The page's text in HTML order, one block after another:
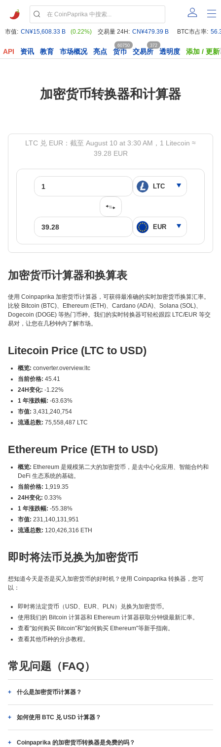
市值: CN¥15,608.33 B (0.22%) 交易量 24H: CN¥479.39 B BTC市占率:
API 资讯 教育 市场概况 亮点 货币
60750
交易所
372
透明度 添加 / 更新
加密货币转换器和计算器
LTC 兑 EUR：截至 August 10 at 3:30 AM，1 Litecoin ≈
39.28 EUR
加密货币计算器和换算表
使用 Coinpaprika 加密货币计算器，可获得最准确的实时加密货币换算汇率。
比较 Bitcoin (BTC)、Ethereum (ETH)、Cardano (ADA)、Solana (SOL)、
Dogecoin (DOGE) 等热门币种。我们的实时转换器可轻松跟踪 LTC/EUR 等交
易对，让您在几秒钟内了解市场。
Litecoin Price (LTC to USD)
概览: converter.overview.ltc
当前价格: 45.41
24H变化: -1.22%
1 年涨跌幅: -63.63%
市值: 3,431,240,754
流通总数: 75,558,487 LTC
Ethereum Price (ETH to USD)
概览: Ethereum 是规模第二大的加密货币，是去中心化应用、智能合约和
DeFi 生态系统的基础。
当前价格: 1,919.35
24H变化: 0.33%
1 年涨跌幅: -55.38%
市值: 231,140,131,951
流通总数: 120,426,316 ETH
即时将法币兑换为加密货币
想知道今天是否是买入加密货币的好时机？使用 Coinpaprika 转换器，您可
以：
即时将法定货币（USD、EUR、PLN）兑换为加密货币。
使用我们的 Bitcoin 计算器和 Ethereum 计算器获取分钟级最新汇率。
查看"如何购买 Bitcoin"和"如何购买 Ethereum"等新手指南。
查看其他币种的分步教程。
常见问题（FAQ）
什么是加密货币计算器？
如何使用 BTC 兑 USD 计算器？
Coinpaprika 的加密货币转换器是免费的吗？